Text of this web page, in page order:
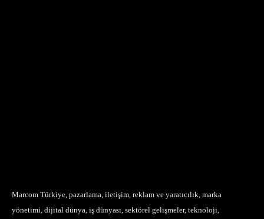
Marcom Türkiye, pazarlama, iletişim, reklam ve yaratıcılık, marka
yönetimi, dijital dünya, iş dünyası, sektörel gelişmeler, teknoloji,